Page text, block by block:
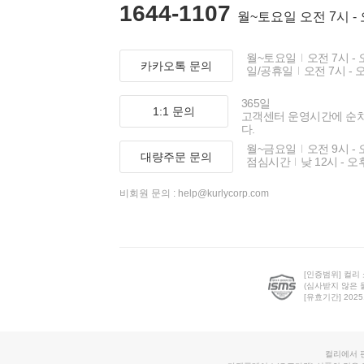
1644-1107 월~토요일 오전 7시 -
카카오톡 문의
월~토요일
오전 7시 -
일/공휴일
오전 7시 -
1:1 문의
365일
고객센터 운영시간에 순
다.
대량주문 문의
월~금요일
오전 9시 -
점심시간
낮 12시 - 오
비회원 문의 : help@kurlycorp.com
[인증범위] 컬리
(심사받지 않은
[유효기간]
컬리에서